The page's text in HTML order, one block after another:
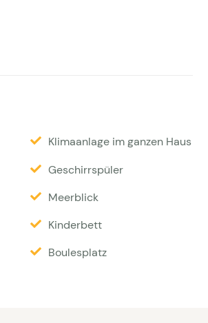
Mikrowelle und
| HiFi | DVD | Wi-Fi. Das
einem Doppelbett von 180 cm
2,00). Hierdurch kann das Haus
| Wechseltag ist
Klimaanlage im ganzen Haus
Geschirrspüler
Meerblick
Kinderbett
Boulesplatz